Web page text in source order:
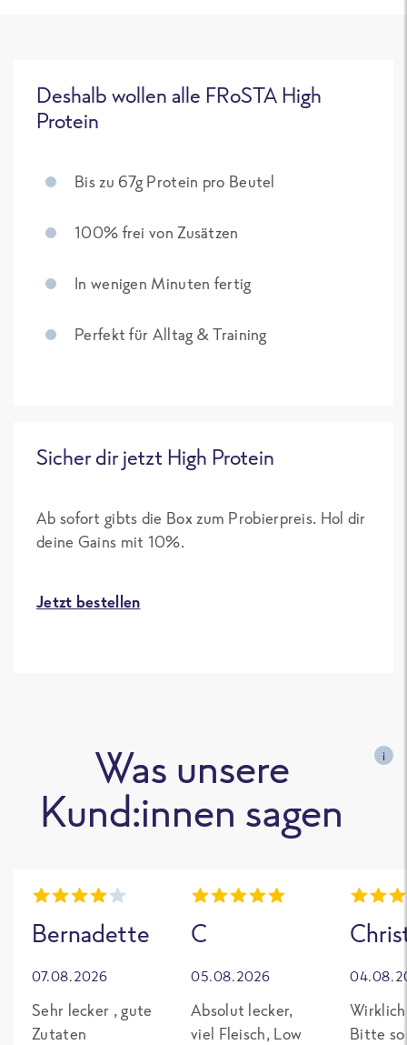
Deshalb wollen alle FRoSTA High
Protein
Bis zu 67g Protein pro Beutel
100% frei von Zusätzen
In wenigen Minuten fertig
Perfekt für Alltag & Training
Sicher dir jetzt High Protein
Ab sofort gibts die Box zum Probierpreis. Hol dir
deine Gains mit 10%.
Jetzt bestellen
Was unsere
Kund:innen sagen
i
Bernadette
07.08.2026
Sehr lecker , gute
Zutaten
C
05.08.2026
Absolut lecker,
viel Fleisch, Low
Bitte so